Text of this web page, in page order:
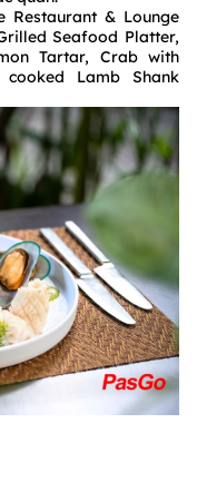
Restaurant & Lounge
Seafood Platter,
Tartar, Crab with
Lamb Shank